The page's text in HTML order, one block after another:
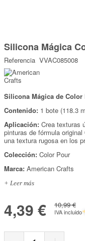
Top Ventas
Temática
Iniciar sesión/
Somos Kimidori
comienzo
de
la
galería
de
imágenes
Silicona Mágica
Referencia VVAC085008
Silicona Mágica de Color
Contenido: 1 bote (118.3
Aplicación: Crea texturas
pinturas de fórmula
una textura rugosa en los
Colección: Color Pour
Marca: American Crafts
+ Leer más
4,39 € 10,99 €
IVA incluido